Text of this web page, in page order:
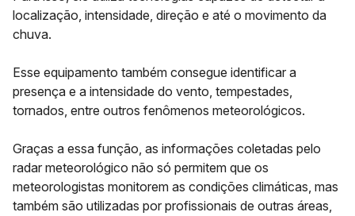
localização, intensidade, direção e até o movimento da
chuva.
Esse equipamento também consegue identificar a
presença e a intensidade do vento, tempestades,
tornados, entre outros fenômenos meteorológicos.
Graças a essa função, as informações coletadas pelo
radar meteorológico não só permitem que os
meteorologistas monitorem as condições climáticas, mas
também são utilizadas por profissionais de outras áreas,